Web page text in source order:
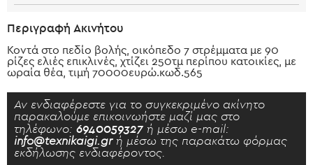
Περιγραφή Ακινήτου
Κοντά στο πεδίο βολής, οικόπεδο 7 στρέμματα με 90
ρίζες ελιές επικλινές, χτίζει 250τμ περίπου κατοικίες, με
ωραία θέα, τιμή 70000ευρώ.κωδ.565
Αν ενδιαφέρεστε για το συγκεκριμένο ακίνητο
παρακαλούμε επικοινωήστε μαζί μας στο
τηλέφωνο: 6940059327 ή μέσω e-mail:
info@texnikaigi.grή μέσω της παρακάτω φόρμας
εκδήλωσης ενδιαφέροντος.